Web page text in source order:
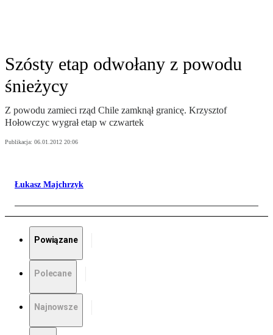
Szósty etap odwołany z powodu
śnieżycy
Z powodu zamieci rząd Chile zamknął granicę. Krzysztof
Hołowczyc wygrał etap w czwartek
Publikacja: 06.01.2012 20:06
Łukasz Majchrzyk
Powiązane
Polecane
Najnowsze